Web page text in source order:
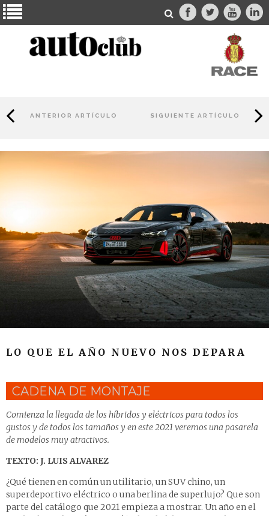
ANTERIOR ARTÍCULO SIGUIENTE ARTÍCULO
LO QUE EL AÑO NUEVO NOS DEPARA
CADENA DE MONTAJE
Comienza la llegada de los híbridos y eléctricos para todos los
gustos y de todos los tamaños y en este 2021 veremos una pasarela
de modelos muy atractivos.
TEXTO: J. LUIS ALVAREZ
¿Qué tienen en común un utilitario, un SUV chino, un
superdeportivo eléctrico o una berlina de superlujo? Que son
parte del catálogo que 2021 empieza a mostrar. Un año en el